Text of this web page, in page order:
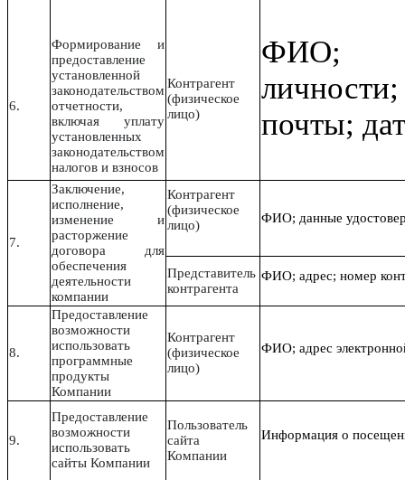
6.
Формирование и
предоставление
установленной
законодательством
отчетности,
включая уплату
установленных
законодательством
налогов и взносов
Контрагент
(физическое
лицо)
ФИО;
почты;
7.
Заключение,
исполнение,
изменение и
расторжение
договора для
обеспечения
деятельности
компании
Контрагент
(физическое
лицо)
ФИО; данные
Представитель
контрагента
ФИО; адрес; номер
8.
Предоставление
возможности
использовать
программные
продукты
Компании
Контрагент
(физическое
лицо)
ФИО; адрес
9.
Предоставление
возможности
использовать
сайты Компании
Пользователь
сайта
Компании
Информация о